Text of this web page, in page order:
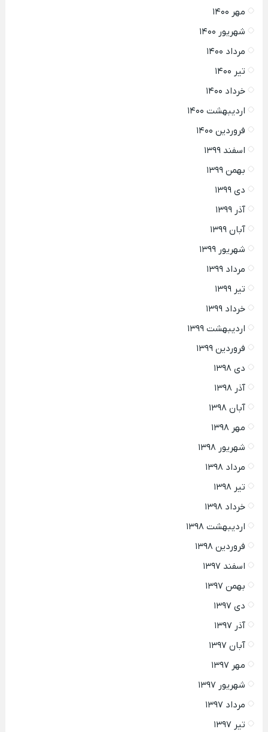
مهر ۱۴۰۰
شهریور ۱۴۰۰
مرداد ۱۴۰۰
تیر ۱۴۰۰
خرداد ۱۴۰۰
اردیبهشت ۱۴۰۰
فروردین ۱۴۰۰
اسفند ۱۳۹۹
بهمن ۱۳۹۹
دی ۱۳۹۹
آذر ۱۳۹۹
آبان ۱۳۹۹
شهریور ۱۳۹۹
مرداد ۱۳۹۹
تیر ۱۳۹۹
خرداد ۱۳۹۹
اردیبهشت ۱۳۹۹
فروردین ۱۳۹۹
دی ۱۳۹۸
آذر ۱۳۹۸
آبان ۱۳۹۸
مهر ۱۳۹۸
شهریور ۱۳۹۸
مرداد ۱۳۹۸
تیر ۱۳۹۸
خرداد ۱۳۹۸
اردیبهشت ۱۳۹۸
فروردین ۱۳۹۸
اسفند ۱۳۹۷
بهمن ۱۳۹۷
دی ۱۳۹۷
آذر ۱۳۹۷
آبان ۱۳۹۷
مهر ۱۳۹۷
شهریور ۱۳۹۷
مرداد ۱۳۹۷
تیر ۱۳۹۷